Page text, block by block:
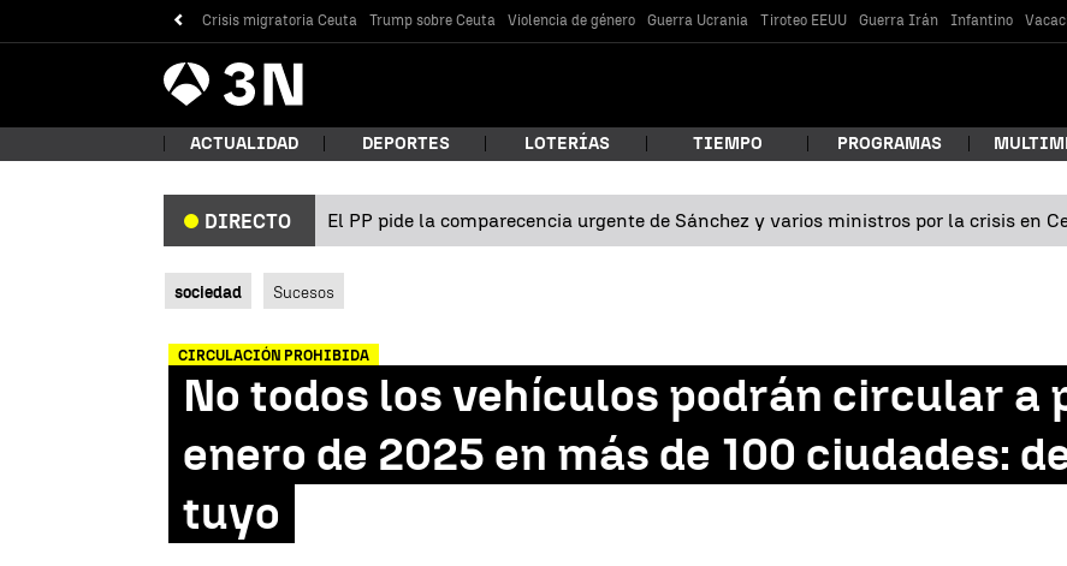
Crisis migratoria Ceuta Trump sobre Ceuta Violencia de género Guerra Ucrania Tiroteo EEUU Guerra Irán Infantino
Antena
3 Noticias
ACTUALIDAD DEPORTES LOTERÍAS TIEMPO PROGRAMAS
DIRECTO El PP pide la comparecencia urgente de Sánchez y varios ministros por la crisis en
sociedad Sucesos
CIRCULACIÓN PROHIBIDA
No todos los vehículos podrán circular a
enero de 2025 en más de 100 ciudades:
tuyo